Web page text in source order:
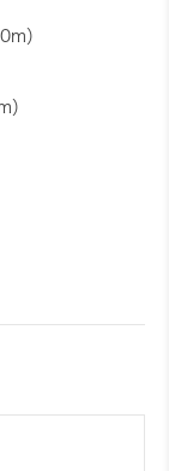
）
）